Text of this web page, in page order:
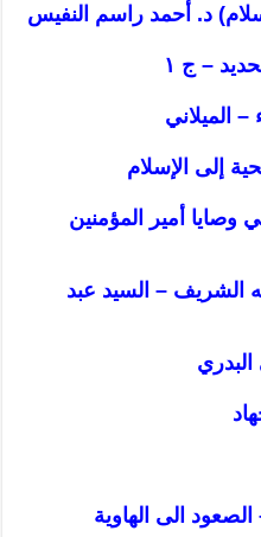
د. أحمد راسم النفيس
– ج ١
الميلاني
إلى الإسلام
أمير المؤمنين
الشريف – السيد عبد
الى الهاوية